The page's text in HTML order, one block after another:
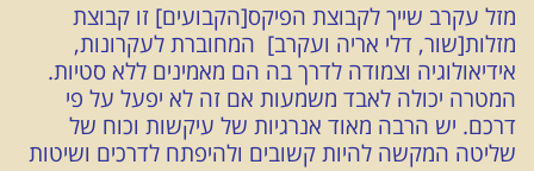
מזל עקרב שייך לקבוצת הפיקס[הקבועים] זו קבוצת
מזלות[שור, דלי אריה ועקרב] המחוברת לעקרונות,
אידיאולוגיה וצמודה לדרך בה הם מאמינים ללא סטיות.
המטרה יכולה לאבד משמעות אם זה לא יפעל על פי
דרכם. יש הרבה מאוד אנרגיות של עיקשות וכוח של
שליטה המקשה להיות קשובים ולהיפתח לדרכים ושיטות